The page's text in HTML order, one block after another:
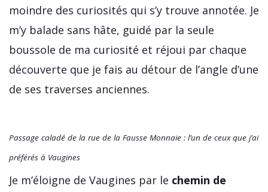
moindre des curiosités qui s’y trouve annotée. Je
m’y balade sans hâte, guidé par la seule
boussole de ma curiosité et réjoui par chaque
découverte que je fais au détour de l’angle d’une
de ses traverses anciennes.
Passage caladé de la rue de la Fausse Monnaie : l’un de ceux que j’ai
préférés à Vaugines
Je m’éloigne de Vaugines par le chemin de